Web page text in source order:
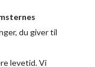
du giver til
levetid. Vi